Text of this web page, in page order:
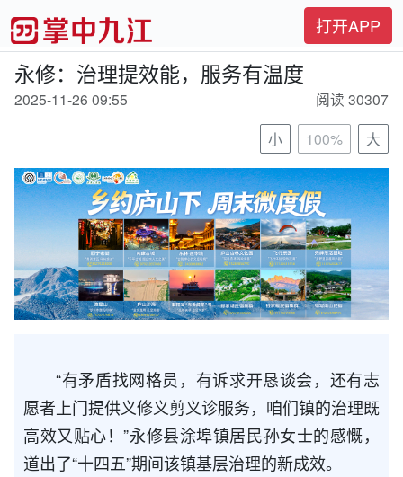
打开APP
永修：治理提效能，服务有温度
2025-11-26 09:55
阅读 30307
小
100% 大
“有矛盾找网格员，有诉求开恳谈会，还有志
愿者上门提供义修义剪义诊服务，咱们镇的治理既
高效又贴心！”永修县涂埠镇居民孙女士的感慨，
道出了“十四五”期间该镇基层治理的新成效。